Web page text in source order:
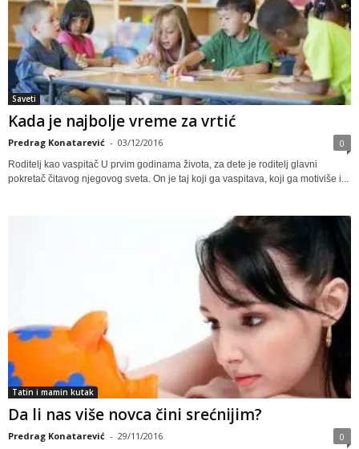
Saveti
Kada je najbolje vreme za vrtić
Predrag Konatarević - 03/12/2016 0
Roditelj kao vaspitač U prvim godinama života, za dete je roditelj glavni
pokretač čitavog njegovog sveta. On je taj koji ga vaspitava, koji ga motiviše i...
Tatin i mamin kutak
Da li nas više novca čini srećnijim?
Predrag Konatarević - 29/11/2016 0